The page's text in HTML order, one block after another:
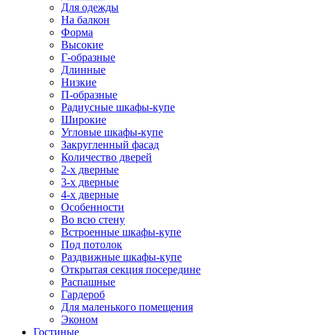
Для одежды
На балкон
Форма
Высокие
Г-образные
Длинные
Низкие
П-образные
Радиусные шкафы-купе
Широкие
Угловые шкафы-купе
Закругленный фасад
Количество дверей
2-х дверные
3-х дверные
4-х дверные
Особенности
Во всю стену
Встроенные шкафы-купе
Под потолок
Раздвижные шкафы-купе
Открытая секция посередине
Распашные
Гардероб
Для маленького помещения
Эконом
Гостиные